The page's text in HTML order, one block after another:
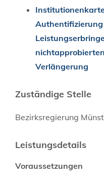
Authentifizierung
Verlängerung
Zuständige Stelle
Bezirksregierung
Leistungsdetails
Voraussetzungen